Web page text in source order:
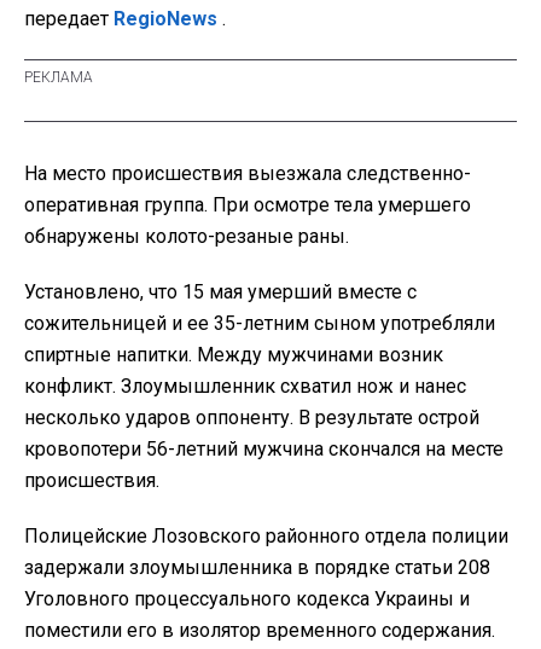
передает RegioNews .
На место происшествия выезжала следственно-
оперативная группа. При осмотре тела умершего
обнаружены колото-резаные раны.
Установлено, что 15 мая умерший вместе с
сожительницей и ее 35-летним сыном употребляли
спиртные напитки. Между мужчинами возник
конфликт. Злоумышленник схватил нож и нанес
несколько ударов оппоненту. В результате острой
кровопотери 56-летний мужчина скончался на месте
происшествия.
Полицейские Лозовского районного отдела полиции
задержали злоумышленника в порядке статьи 208
Уголовного процессуального кодекса Украины и
поместили его в изолятор временного содержания.